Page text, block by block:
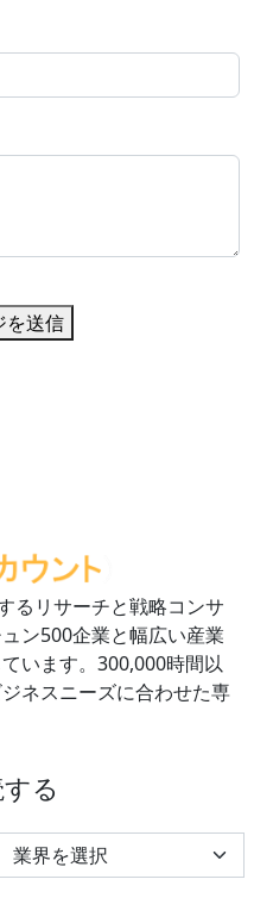
を送信
るリサーチと戦略コンサ
ン500企業と幅広い産業
います。300,000時間以
ネスニーズに合わせた専
る
Select Industry